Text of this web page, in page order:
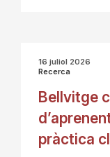
16 juliol 2026
Recerca
Bellvitge
pràctica